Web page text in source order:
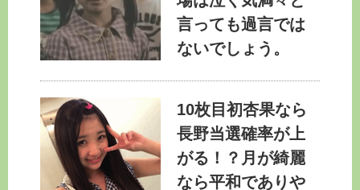
言っても過言では
ないでしょう。
10枚目初杏果なら
長野当選確率が上
がる！？月が綺麗
なら平和でありや